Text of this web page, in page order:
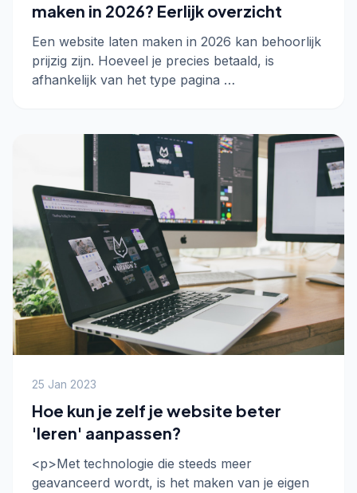
maken in 2026? Eerlijk overzicht
Een website laten maken in 2026 kan behoorlijk
prijzig zijn. Hoeveel je precies betaald, is
afhankelijk van het type pagina …
25 Jan 2023
Hoe kun je zelf je website beter
'leren' aanpassen?
<p>Met technologie die steeds meer
geavanceerd wordt, is het maken van je eigen